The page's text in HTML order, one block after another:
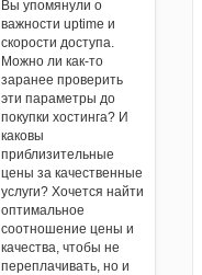
Вы упомянули о
важности uptime и
скорости доступа.
Можно ли как-то
заранее проверить
эти параметры до
покупки хостинга? И
каковы
приблизительные
цены за качественные
услуги? Хочется найти
оптимальное
соотношение цены и
качества, чтобы не
переплачивать, но и